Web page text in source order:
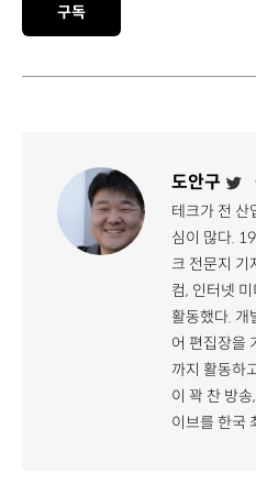
구독
도안구
테크가 전 산
심이 많다.
크 전문지 기
컴, 인터넷
활동했다. 개
어 편집장을
까지 활동하
이 꽉 찬 방
이브를 한국